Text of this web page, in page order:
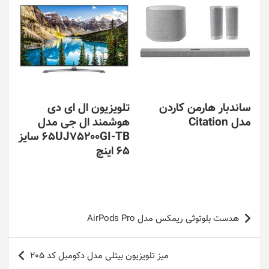
ساندبار هارمن کاردن
مدل Citation
تلویزیون ال ای دی
هوشمند ال جی مدل
65UJ75200GI-TB سایز
65 اینچ
راهبری
نوشته
هدست بلوتوثی ریمکس مدل AirPods Pro
میز تلویزیون بیتلی مدل دکومبل کد 205